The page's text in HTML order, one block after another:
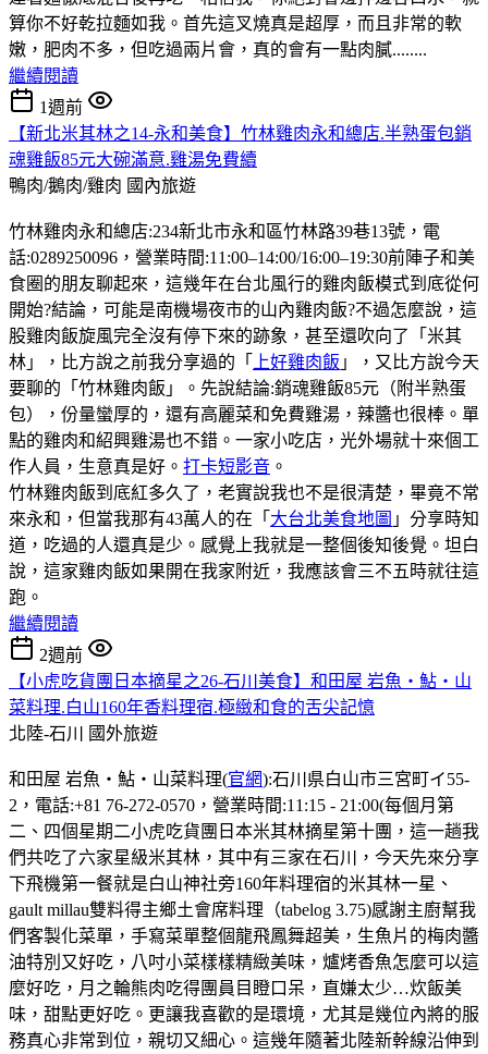
算你不好乾拉麵如我。首先這叉燒真是超厚，而且非常的軟
嫩，肥肉不多，但吃過兩片會，真的會有一點肉膩........
繼續閱讀
1週前
【新北米其林之14-永和美食】竹林雞肉永和總店.半熟蛋包銷
魂雞飯85元大碗滿意.雞湯免費續
鴨肉/鵝肉/雞肉 國內旅遊
竹林雞肉永和總店:234新北市永和區竹林路39巷13號，電
話:0289250096，營業時間:11:00–14:00/16:00–19:30前陣子和美
食圈的朋友聊起來，這幾年在台北風行的雞肉飯模式到底從何
開始?結論，可能是南機場夜市的山內雞肉飯?不過怎麼說，這
股雞肉飯旋風完全沒有停下來的跡象，甚至還吹向了「米其
林」，比方說之前我分享過的「
上好雞肉飯 」，又比方說今天
要聊的「竹林雞肉飯」。先說結論:銷魂雞飯85元（附半熟蛋
包），份量蠻厚的，還有高麗菜和免費雞湯，辣醬也很棒。單
點的雞肉和紹興雞湯也不錯。一家小吃店，光外場就十來個工
作人員，生意真是好。 打卡短影音 。
竹林雞肉飯到底紅多久了，老實說我也不是很清楚，畢竟不常
來永和，但當我那有43萬人的在「 大台北美食地圖 」分享時知
道，吃過的人還真是少。感覺上我就是一整個後知後覺。坦白
說，這家雞肉飯如果開在我家附近，我應該會三不五時就往這
跑。
繼續閱讀
2週前
【小虎吃貨團日本摘星之26-石川美食】和田屋 岩魚・鮎・山
菜料理.白山160年香料理宿.極緻和食的舌尖記憶
北陸-石川
國外旅遊
和田屋 岩魚・鮎・山菜料理(官網):石川県白山市三宮町イ55-
2，電話:+81 76-272-0570，營業時間:11:15 - 21:00(每個月第
二、四個星期二小虎吃貨團日本米其林摘星第十團，這一趟我
們共吃了六家星級米其林，其中有三家在石川，今天先來分享
下飛機第一餐就是白山神社旁160年料理宿的米其林一星、
gault millau雙料得主鄉土會席料理（tabelog 3.75)感謝主廚幫我
們客製化菜單，手寫菜單整個龍飛鳳舞超美，生魚片的梅肉醬
油特別又好吃，八吋小菜樣樣精緻美味，爐烤香魚怎麼可以這
麼好吃，月之輪熊肉吃得團員目瞪口呆，直嫌太少…炊飯美
味，甜點更好吃。更讓我喜歡的是環境，尤其是幾位內將的服
務真心非常到位，親切又細心。這幾年隨著北陸新幹線沿伸到